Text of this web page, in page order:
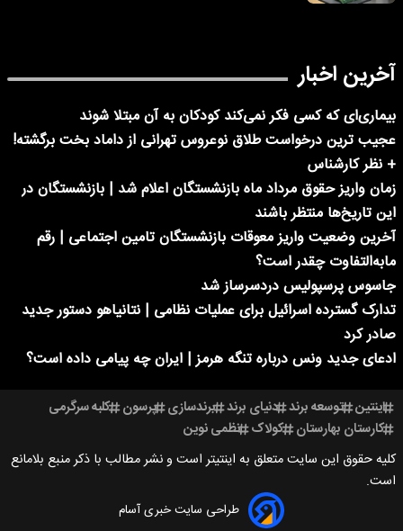
آخرین اخبار
بیماری‌ای که کسی فکر نمی‌کند کودکان به آن مبتلا شوند
عجیب ترین درخواست طلاق نوعروس تهرانی از داماد بخت برگشته!
+ نظر کارشناس
زمان واریز حقوق مرداد ماه بازنشستگان اعلام شد | بازنشستگان در
این تاریخ‌ها منتظر باشند
آخرین وضعیت واریز معوقات بازنشستگان تامین اجتماعی | رقم
مابه‌التفاوت چقدر است؟
جاسوس پرسپولیس دردسرساز شد
تدارک گسترده اسرائیل برای عملیات نظامی | نتانیاهو دستور جدید
صادر کرد
ادعای جدید ونس درباره تنگه هرمز | ایران چه پیامی داده است؟
اینتین توسعه برند دنیای برند برندسازی پرسون کلبه سرگرمی
کارستان بهارستان کولاک نظمی نوین
کلیه حقوق این سایت متعلق به اینتیتر است و نشر مطالب با ذکر منبع بلامانع
است.
طراحی سایت خبری آسام